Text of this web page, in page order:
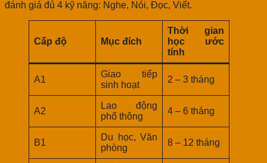
đánh giá đủ 4 kỹ năng: Nghe, Nói, Đọc, Viết.
Cấp độ Mục đích
Thời gian
học ước
tính
A1
Giao tiếp
sinh hoạt
2 – 3 tháng
A2
Lao động
phổ thông
4 – 6 tháng
B1
Du học, Văn
phòng
8 – 12 tháng